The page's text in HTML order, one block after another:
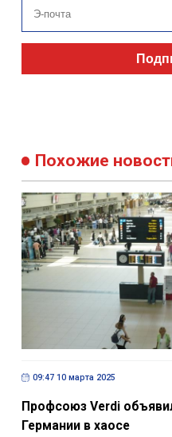
Похожие
09:47 10 марта 2025
Профсоюз Verdi
Германии в хаосе